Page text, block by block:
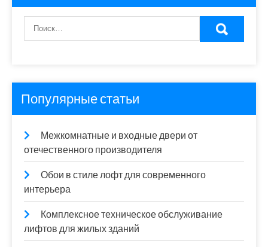
Популярные статьи
Межкомнатные и входные двери от
отечественного производителя
Обои в стиле лофт для современного
интерьера
Комплексное техническое обслуживание
лифтов для жилых зданий